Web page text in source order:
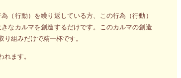
（行動）を繰り返している方、この行為（行動）
なカルマを創造するだけです。このカルマの創造
組みだけで精一杯です。
ます。